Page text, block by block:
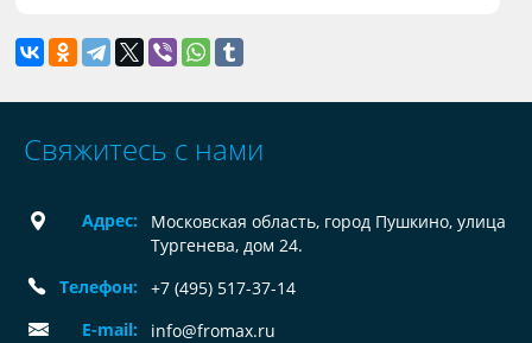
Свяжитесь с нами
Адрес:
Московская область, город Пушкино, улица
Тургенева, дом 24.
Телефон:
+7 (495) 517-37-14
E-mail:
info@fromax.ru